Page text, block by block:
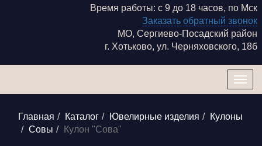
Время работы: с 9 до 18 часов, по Мск
Заказать обратный звонок
МО, Сергиево-Посадский район
г. Хотьково, ул. Черняховского, 18б
Главная Каталог Ювелирные изделия
Кулоны
Совы
Кулон "Сова"